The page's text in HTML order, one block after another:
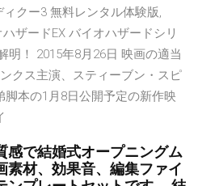
クー3 無料レンタル体験版,
ザードEX バイオハザードシリ
明！ 2015年8月26日 映画の適当
クス主演、スティーブン・スピ
本の1月8日公開予定の新作映
感で結婚式オープニングム
素材、効果音、編集ファイ